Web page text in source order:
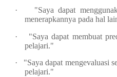
·
"Saya dapat
menerapkannya pada hal
·
"Saya dapat membuat
pelajari."
·
"Saya dapat mengevaluasi
pelajari."